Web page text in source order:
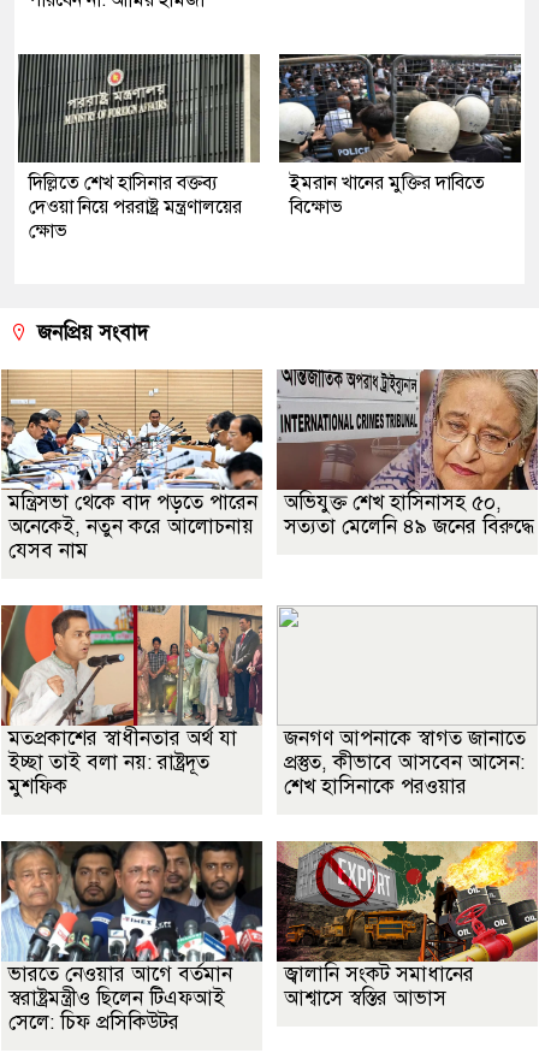
দিল্লিতে শেখ হাসিনার বক্তব্য
দেওয়া নিয়ে পররাষ্ট্র মন্ত্রণালয়ের
ক্ষোভ
ইমরান খানের মুক্তির দাবিতে
বিক্ষোভ
জনপ্রিয় সংবাদ
মন্ত্রিসভা থেকে বাদ পড়তে পারেন
অনেকেই, নতুন করে আলোচনায়
যেসব নাম
অভিযুক্ত শেখ হাসিনাসহ ৫০,
সত্যতা মেলেনি ৪৯ জনের বিরুদ্ধে
মতপ্রকাশের স্বাধীনতার অর্থ যা
ইচ্ছা তাই বলা নয়: রাষ্ট্রদূত
মুশফিক
জনগণ আপনাকে স্বাগত জানাতে
প্রস্তুত, কীভাবে আসবেন আসেন:
শেখ হাসিনাকে পরওয়ার
ভারতে নেওয়ার আগে বর্তমান
স্বরাষ্ট্রমন্ত্রীও ছিলেন টিএফআই
সেলে: চিফ প্রসিকিউটর
জ্বালানি সংকট সমাধানের
আশ্বাসে স্বস্তির আভাস